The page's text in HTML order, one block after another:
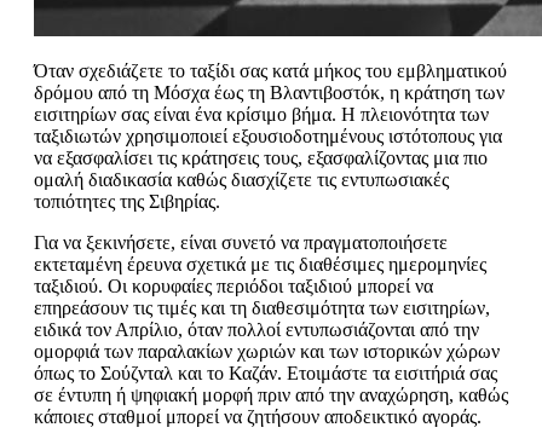
Όταν σχεδιάζετε το ταξίδι σας κατά μήκος του εμβληματικού
δρόμου από τη Μόσχα έως τη Βλαντιβοστόκ, η κράτηση των
εισιτηρίων σας είναι ένα κρίσιμο βήμα. Η πλειονότητα των
ταξιδιωτών χρησιμοποιεί εξουσιοδοτημένους ιστότοπους για
να εξασφαλίσει τις κράτησεις τους, εξασφαλίζοντας μια πιο
ομαλή διαδικασία καθώς διασχίζετε τις εντυπωσιακές
τοπιότητες της Σιβηρίας.
Για να ξεκινήσετε, είναι συνετό να πραγματοποιήσετε
εκτεταμένη έρευνα σχετικά με τις διαθέσιμες ημερομηνίες
ταξιδιού. Οι κορυφαίες περιόδοι ταξιδιού μπορεί να
επηρεάσουν τις τιμές και τη διαθεσιμότητα των εισιτηρίων,
ειδικά τον Απρίλιο, όταν πολλοί εντυπωσιάζονται από την
ομορφιά των παραλακίων χωριών και των ιστορικών χώρων
όπως το Σούζνταλ και το Καζάν. Ετοιμάστε τα εισιτήριά σας
σε έντυπη ή ψηφιακή μορφή πριν από την αναχώρηση, καθώς
κάποιες σταθμοί μπορεί να ζητήσουν αποδεικτικό αγοράς.